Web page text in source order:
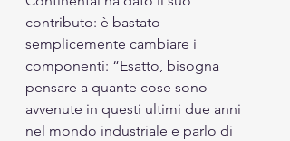
contributo: è bastato
semplicemente cambiare i
componenti: “Esatto, bisogna
pensare a quante cose sono
avvenute in questi ultimi due anni
nel mondo industriale e parlo di